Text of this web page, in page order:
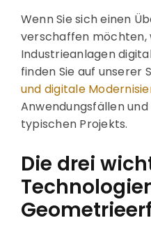
Wenn Sie sich einen
verschaffen möchten,
Industrieanlagen
finden Sie auf unserer
und digitale
Anwendungsfällen
typischen Projekts.
Die drei